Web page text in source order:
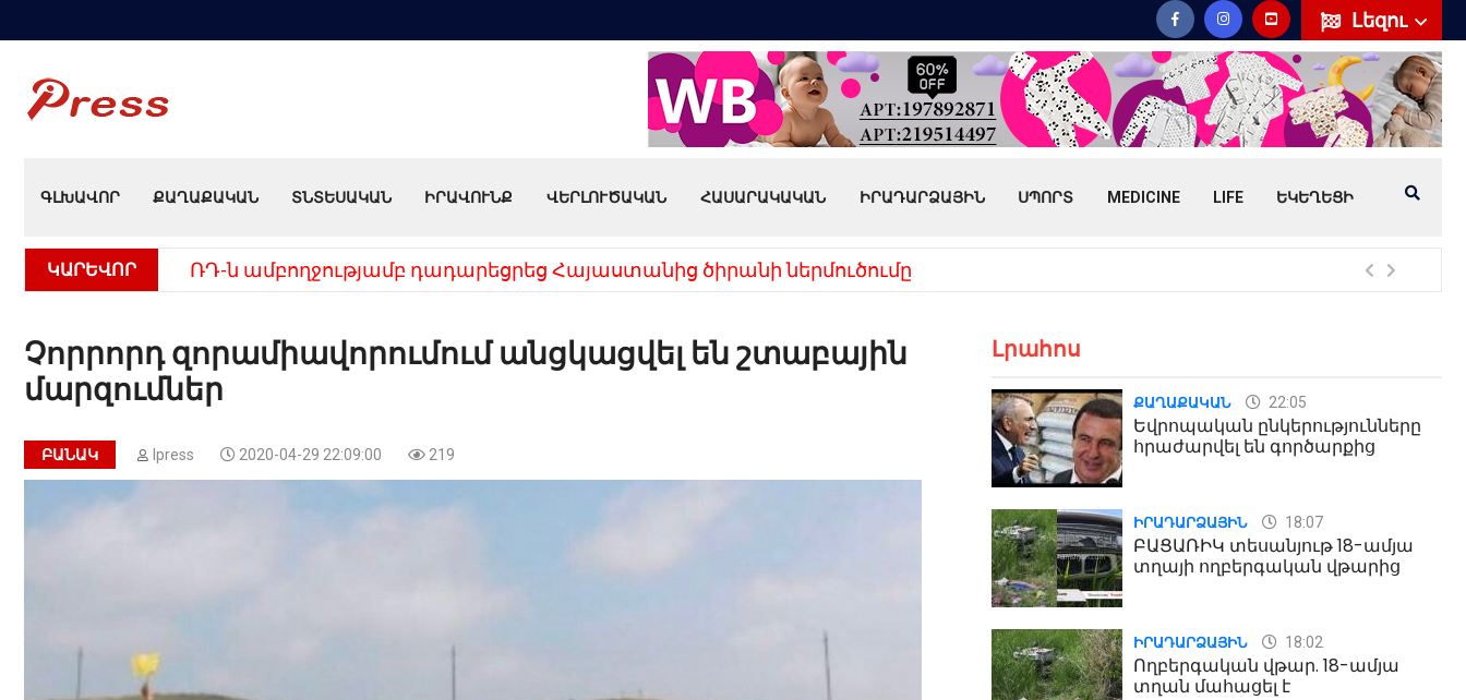
Լեզու
ԳԼԽԱՎՈՐ ՔԱՂԱՔԱԿԱՆ ՏՆՏԵՍԱԿԱՆ ԻՐԱՎՈՒՆՔ ՎԵՐԼՈՒԾԱԿԱՆ ՀԱՍԱՐԱԿԱԿԱՆ ԻՐԱԴԱՐՁԱՅԻՆ ՍՊՈՐՏ MEDICINE LIFE ԵԿԵՂԵՑԻ
ԿԱՐԵՎՈՐ ՌԴ-ն ամբողջությամբ դադարեցրեց Հայաստանից ծիրանի ներմուծումը
Չորրորդ զորամիավորումում անցկացվել են շտաբային
մարզումներ
ԲԱՆԱԿ Ipress 2020-04-29 22:09:00 219
Լրահոս
ՔԱՂԱՔԱԿԱՆ 22:05
Եվրոպական ընկերությունները
հրաժարվել են գործարքից
ԻՐԱԴԱՐՁԱՅԻՆ 18:07
ԲԱՑԱՌԻԿ տեսանյութ 18-ամյա
տղայի ողբերգական վթարից
ԻՐԱԴԱՐՁԱՅԻՆ 18:02
Ողբերգական վթար. 18-ամյա
տղան մահացել է